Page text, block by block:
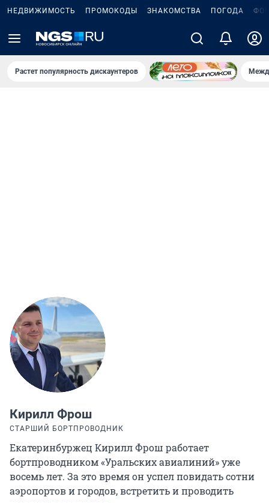
НЕДВИЖИМОСТЬ ПРОМОКОДЫ ЗНАКОМСТВА ПОГОДА
Растет популярность дискаунтеров
Кирилл Фрош
СТАРШИЙ БОРТПРОВОДНИК
Екатеринбуржец Кирилл Фрош работает
бортпроводником «Уральских авиалиний» уже
восемь лет. За это время он успел повидать сотни
аэропортов и городов, встретить и проводить